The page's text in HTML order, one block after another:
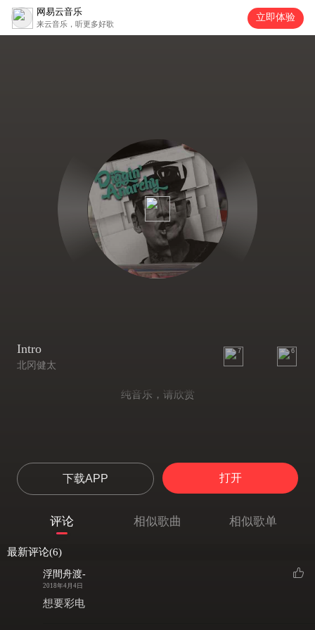
网易云音乐
来云音乐，听更多好歌
立即体验
Intro
北冈健太
7 6
纯音乐，请欣赏
下载APP 打开
评论 相似歌曲 相似歌单
最新评论(6)
浮間舟渡-
2018年4月4日
想要彩电